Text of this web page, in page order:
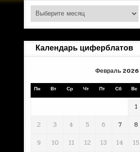
Циферблаты
месяцам
Календарь циферблатов
Февраль 2026
Пн Вт Ср Чт Пт Сб Вс
1
2
3 4 5 6 7
8
9
10 11 12 13 14
15